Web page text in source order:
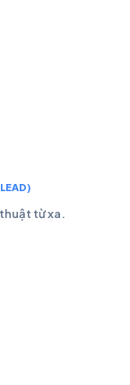
từ xa.